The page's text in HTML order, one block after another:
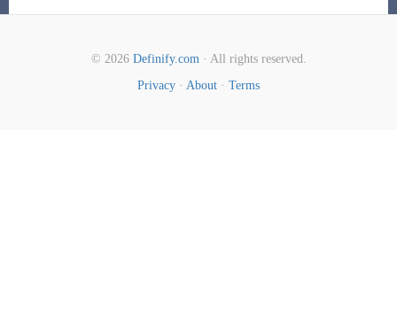
© 2026 Definify.com· All rights reserved.
Privacy · About · Terms